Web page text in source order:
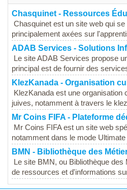
Chasquinet - Ressources
Chasquinet est un site web qui
principalement axées sur
ADAB Services - Solutions
Le site ADAB Services propose
principal est de fournir des
KlezKanada - Organisation
KlezKanada est une organisation
juives, notamment à travers le
Mr Coins FIFA - Plateforme
Mr Coins FIFA est un site web
notamment dans le mode
BMN - Bibliothèque des
Le site BMN, ou Bibliothèque
de ressources et d'informations